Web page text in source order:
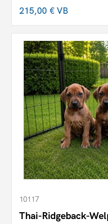
215,00 €VB
10117
Thai-Ridgeback-